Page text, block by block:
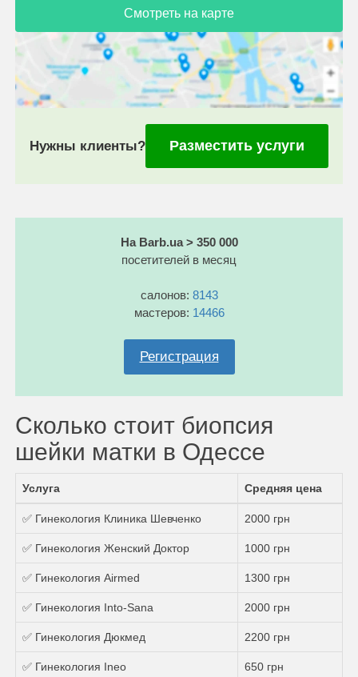
Смотреть на карте
Нужны клиенты? Разместить услуги
На Barb.ua > 350 000
посетителей в месяц
салонов: 8143
мастеров: 14466
Регистрация
Сколько стоит биопсия
шейки матки в Одессе
Услуга Средняя цена
✅ Гинекология Клиника Шевченко 2000 грн
✅ Гинекология Женский Доктор 1000 грн
✅ Гинекология Airmed 1300 грн
✅ Гинекология Into-Sana 2000 грн
✅ Гинекология Дюкмед 2200 грн
✅ Гинекология Ineo 650 грн